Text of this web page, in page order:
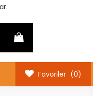
Favoriler (0)